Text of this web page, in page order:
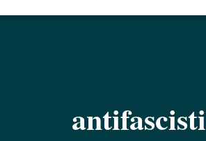
antifascisti